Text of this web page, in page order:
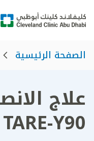
الصفحة الرئيسية
علاج
TARE-Y90 لعلاج الأورام